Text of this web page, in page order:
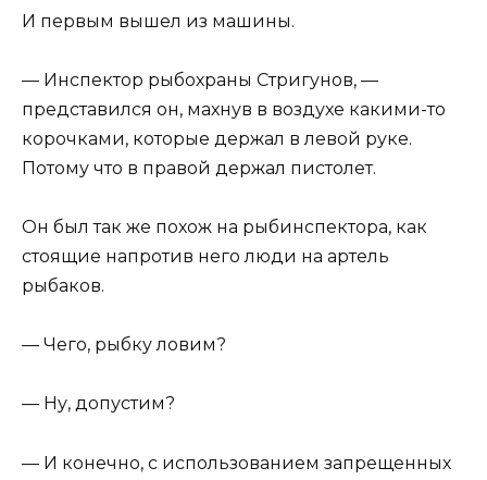
И первым вышел из машины.
— Инспектор рыбохраны Стригунов, —
представился он, махнув в воздухе какими-то
корочками, которые держал в левой руке.
Потому что в правой держал пистолет.
Он был так же похож на рыбинспектора, как
стоящие напротив него люди на артель
рыбаков.
— Чего, рыбку ловим?
— Ну, допустим?
— И конечно, с использованием запрещенных